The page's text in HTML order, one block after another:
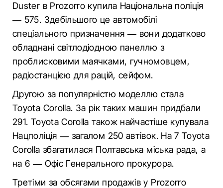
Duster в Prozorro купила Національна поліція
— 575. Здебільшого це автомобілі
спеціального призначення — вони додатково
обладнані світлодіодною панеллю з
проблисковими маячками, гучномовцем,
радіостанцією для рацій, сейфом.
Другою за популярністю моделлю стала
Toyota Corolla. За рік таких машин придбали
291. Toyota Corolla також найчастіше купувала
Нацполіція — загалом 250 автівок. На 7 Toyota
Corolla збагатилася Полтавська міська рада, а
на 6 — Офіс Генерального прокурора.
Третіми за обсягами продажів у Prozorro